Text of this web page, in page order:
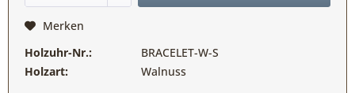
Merken
Holzuhr-Nr.:
BRACELET-W-S
Holzart:
Walnuss